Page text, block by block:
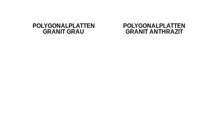
POLYGONALPLATTEN
GRANIT GRAU
POLYGONALPLATTEN
GRANIT ANTHRAZIT